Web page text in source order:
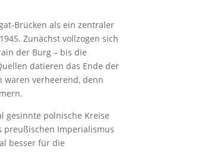
Brücken als ein zentraler
Zunächst vollzogen sich
der Burg – bis die
datieren das Ende der
waren verheerend, denn
gesinnte polnische Kreise
preußischen Imperialismus
besser für die